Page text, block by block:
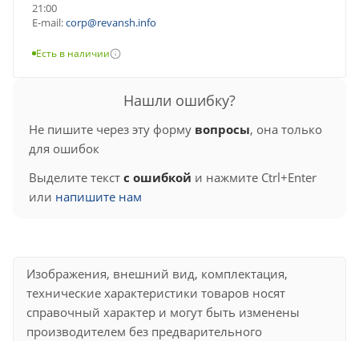
21:00
E-mail:corp@revansh.info
Есть в наличии
Нашли ошибку?
Не пишите через эту форму вопросы, она только
для ошибок
Выделите текст с ошибкой и нажмите Ctrl+Enter
или напишите нам
Изображения, внешний вид, комплектация,
технические характеристики товаров носят
справочный характер и могут быть изменены
производителем без предварительного